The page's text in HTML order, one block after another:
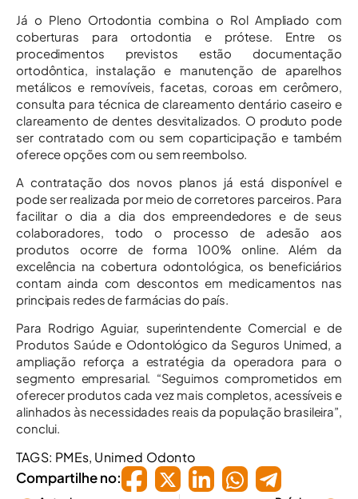
Já o Pleno Ortodontia combina o Rol Ampliado com
coberturas para ortodontia e prótese. Entre os
procedimentos previstos estão documentação
ortodôntica, instalação e manutenção de aparelhos
metálicos e removíveis, facetas, coroas em cerômero,
consulta para técnica de clareamento dentário caseiro e
clareamento de dentes desvitalizados. O produto pode
ser contratado com ou sem coparticipação e também
oferece opções com ou sem reembolso.
A contratação dos novos planos já está disponível e
pode ser realizada por meio de corretores parceiros. Para
facilitar o dia a dia dos empreendedores e de seus
colaboradores, todo o processo de adesão aos
produtos ocorre de forma 100% online. Além da
excelência na cobertura odontológica, os beneficiários
contam ainda com descontos em medicamentos nas
principais redes de farmácias do país.
Para Rodrigo Aguiar, superintendente Comercial e de
Produtos Saúde e Odontológico da Seguros Unimed, a
ampliação reforça a estratégia da operadora para o
segmento empresarial. “Seguimos comprometidos em
oferecer produtos cada vez mais completos, acessíveis e
alinhados às necessidades reais da população brasileira”,
conclui.
TAGS: PMEs, Unimed Odonto
Compartilhe no: